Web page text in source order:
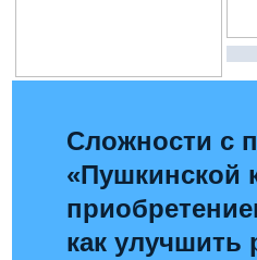
Сложности с
«Пушкинской
как улучшить